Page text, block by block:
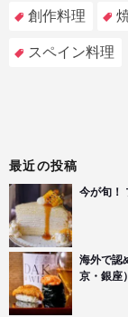
創作料理
スペイン料理
最近の投稿
今が旬！
海外で認
京・銀座）